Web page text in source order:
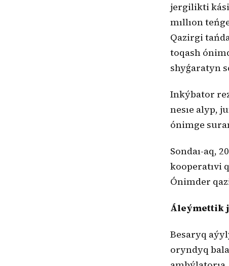
jergilikti
mıllıon
Qazirgi
toqash
shyǵaratyn
Inkýbator
nesıe alyp,
ónimge
Sondaı-aq,
kooperatıvi
Ónimder
Áleýmettik
Besaryq
oryndyq